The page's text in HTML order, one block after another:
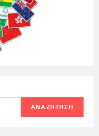
ΑΝΑΖΉΤΗΣΗ